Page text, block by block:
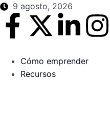
9 agosto, 2026
Cómo emprender
Recursos